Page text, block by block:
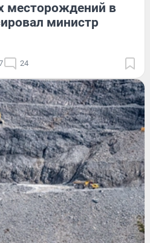
месторождений в
министр
24